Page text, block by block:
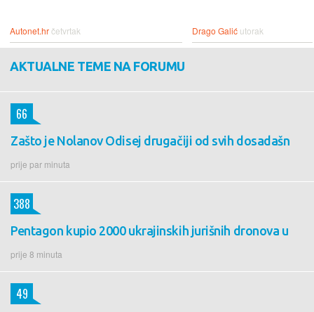
Autonet.hrčetvrtak Drago Galić utorak
AKTUALNE TEME NA FORUMU
Zašto je Nolanov Odisej drugačiji od svih dosadašn
prije par minuta
66
Pentagon kupio 2000 ukrajinskih jurišnih dronova u
prije 8 minuta
388
49